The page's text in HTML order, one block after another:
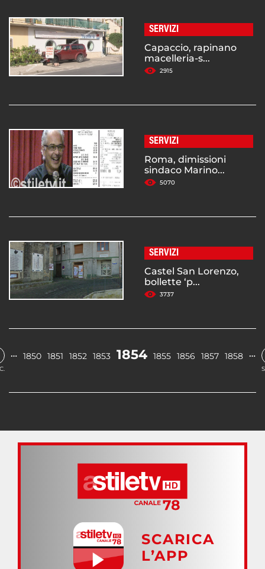
SERVIZI
Capaccio, rapinano
macelleria-s...
2915
SERVIZI
Roma, dimissioni
sindaco Marino...
5070
SERVIZI
Castel San Lorenzo,
bollette ‘p...
3737
… 1850 1851 1852 1853 1854 1855 1856 1857 1858 …
SCARICA
L’APP